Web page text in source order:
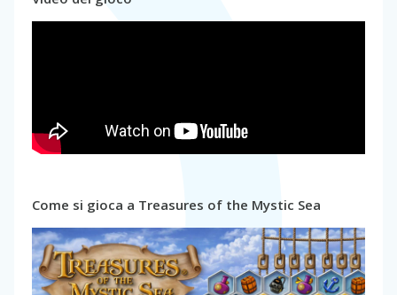
Come si gioca a Treasures of the Mystic Sea